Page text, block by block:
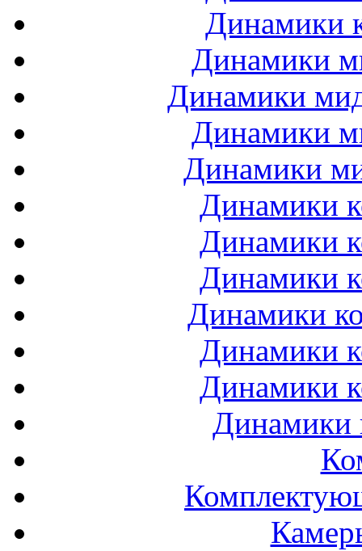
Динамики
Динамики
Динамики
Динамики
Динамики
Динамики
Динамики
Динамики
Динамики
Динамики
Динамики
Динамики